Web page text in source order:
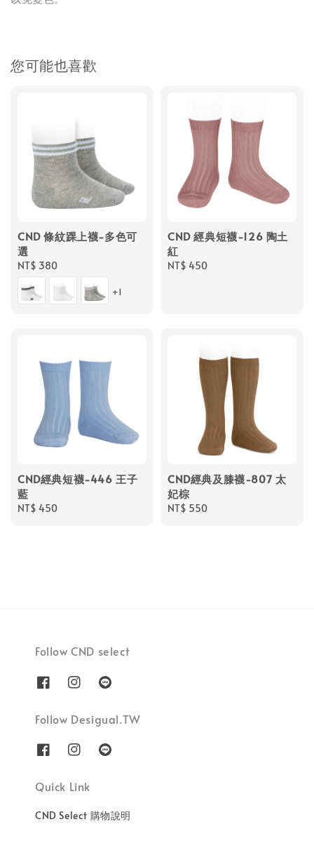
您可能也喜歡
CND 條紋踝上襪-多色可
選
Regular
price
NT$ 380
+1
CND 經典短襪-126 陶土
紅
Regular
NT$ 450
CND經典短襪-446 王子
藍
Regular
NT$ 450
CND經典及膝襪-807 太
妃棕
Regular
NT$ 550
Follow CND select
Follow Desigual.TW
Quick Link
CND Select 購物說明